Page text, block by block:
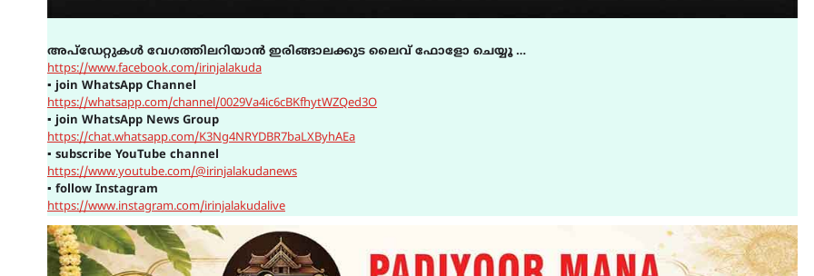
അപ്ഡേറ്റുകൾ വേഗത്തിലറിയാൻ ഇരിങ്ങാലക്കുട ലൈവ് ഫോളോ ചെയ്യൂ …
https://www.facebook.com/irinjalakuda
▪ join WhatsApp Channel
https://whatsapp.com/channel/0029Va4ic6cBKfhytWZQed3O
▪ join WhatsApp News Group
https://chat.whatsapp.com/K3Ng4NRYDBR7baLXByhAEa
▪ subscribe YouTube channel
https://www.youtube.com/@irinjalakudanews
▪ follow Instagram
https://www.instagram.com/irinjalakudalive